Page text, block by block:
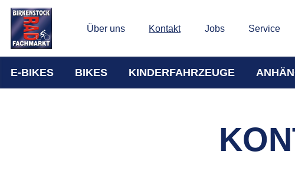
Über uns Kontakt Jobs Service
E-BIKES BIKES KINDERFAHRZEUGE